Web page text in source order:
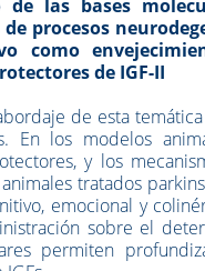
de las bases
de procesos
como
de IGF-II
de esta
En los modelos
y los
tratados
emocional y
sobre el
permiten